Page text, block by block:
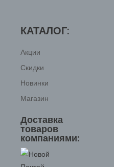
КАТАЛОГ:
Акции
Скидки
Новинки
Магазин
Доставка
товаров
компаниями: